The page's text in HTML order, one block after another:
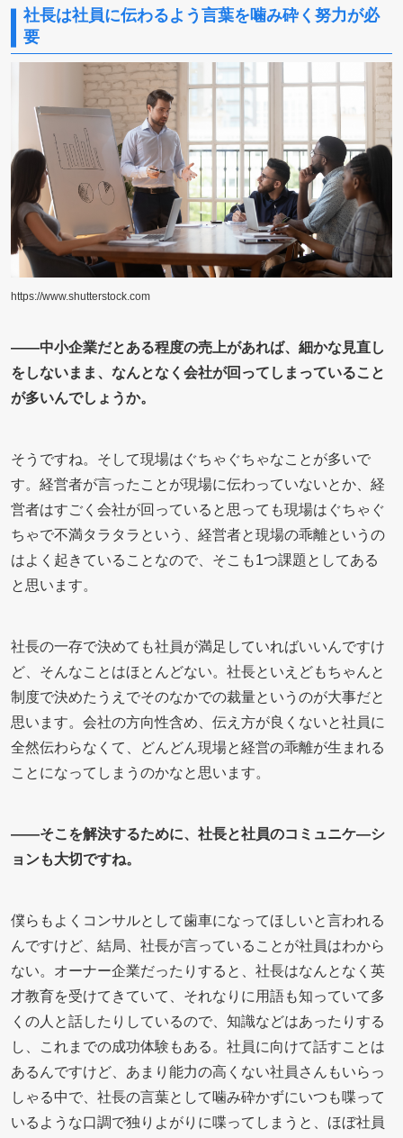
社長は社員に伝わるよう言葉を噛み砕く努力が必
要
https://www.shutterstock.com
――中小企業だとある程度の売上があれば、細かな見直し
をしないまま、なんとなく会社が回ってしまっていること
が多いんでしょうか。
そうですね。そして現場はぐちゃぐちゃなことが多いで
す。経営者が言ったことが現場に伝わっていないとか、経
営者はすごく会社が回っていると思っても現場はぐちゃぐ
ちゃで不満タラタラという、経営者と現場の乖離というの
はよく起きていることなので、そこも1つ課題としてある
と思います。
社長の一存で決めても社員が満足していればいいんですけ
ど、そんなことはほとんどない。社長といえどもちゃんと
制度で決めたうえでそのなかでの裁量というのが大事だと
思います。会社の方向性含め、伝え方が良くないと社員に
全然伝わらなくて、どんどん現場と経営の乖離が生まれる
ことになってしまうのかなと思います。
――そこを解決するために、社長と社員のコミュニケ―シ
ョンも大切ですね。
僕らもよくコンサルとして歯車になってほしいと言われる
んですけど、結局、社長が言っていることが社員はわから
ない。オーナー企業だったりすると、社長はなんとなく英
才教育を受けてきていて、それなりに用語も知っていて多
くの人と話したりしているので、知識などはあったりする
し、これまでの成功体験もある。社員に向けて話すことは
あるんですけど、あまり能力の高くない社員さんもいらっ
しゃる中で、社長の言葉として噛み砕かずにいつも喋って
いるような口調で独りよがりに喋ってしまうと、ほぼ社員